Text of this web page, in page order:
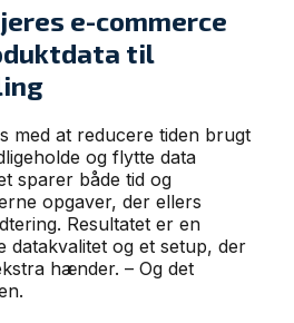
e-commerce
til
med at reducere tiden brugt
og flytte data
sparer både tid og
opgaver, der ellers
Resultatet er en
datakvalitet og et setup, der
hænder. – Og det